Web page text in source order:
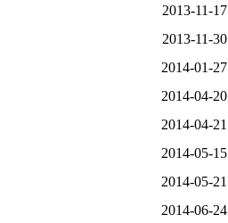
2013-11-17
2013-11-30
2014-01-27
2014-04-20
2014-04-21
2014-05-15
2014-05-21
2014-06-24